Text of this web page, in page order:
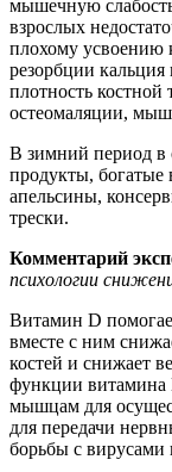
мышечную
взрослых
плохому усвоению
резорбции
плотность костной
остеомаляции,
В зимний период в
продукты, богатые
апельсины,
трески.
Комментарий
психологии
Витамин D
вместе с ним
костей и снижает
функции витамина
мышцам для
для передачи
борьбы с вирусами